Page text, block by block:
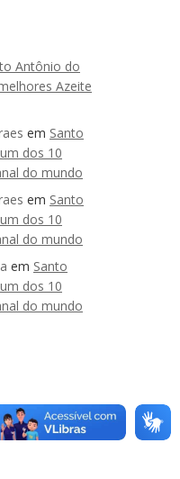
Antônio do
Azeite
em Santo
dos 10
do mundo
em Santo
dos 10
do mundo
em Santo
dos 10
do mundo